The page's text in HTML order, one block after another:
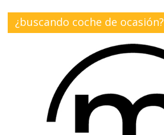
¿buscando coche de ocasión?